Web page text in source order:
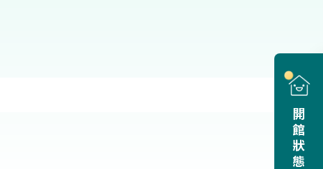
開館狀態